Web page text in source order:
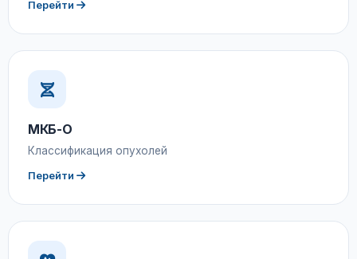
Перейти
МКБ-О
Классификация опухолей
Перейти